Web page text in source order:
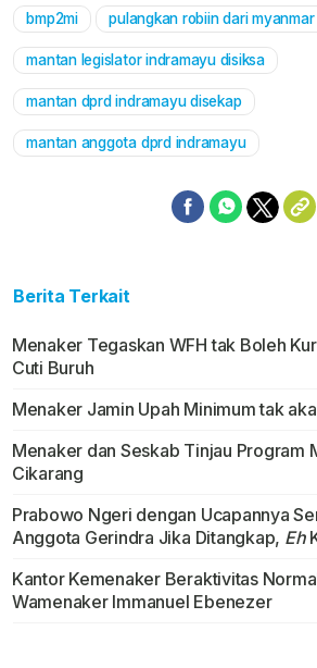
bmp2mi pulangkan robiin dari myanmar
mantan legislator indramayu disiksa
mantan dprd indramayu disekap
mantan anggota dprd indramayu
Berita Terkait
Menaker Tegaskan WFH tak Boleh
Cuti Buruh
Menaker Jamin Upah Minimum tak
Menaker dan Seskab Tinjau Program
Cikarang
Prabowo Ngeri dengan Ucapannya
Anggota Gerindra Jika Ditangkap, Eh
Kantor Kemenaker Beraktivitas
Wamenaker Immanuel Ebenezer